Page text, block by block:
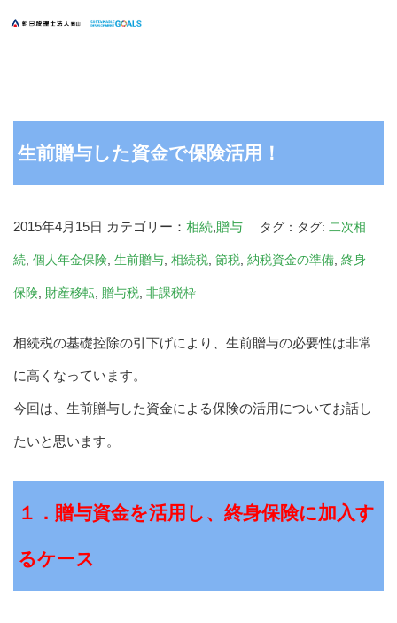
生前贈与した資金で保険活用！
2015年4月15日 カテゴリー： 相続,贈与 タグ：タグ: 二次相
続 個人年金保険 生前贈与 相続税 節税 納税資金の準備 終身
保険 財産移転 贈与税 非課税枠
相続税の基礎控除の引下げにより、生前贈与の必要性は非常
に高くなっています。
今回は、生前贈与した資金による保険の活用についてお話し
たいと思います。
１．贈与資金を活用し、終身保険に加入す
るケース